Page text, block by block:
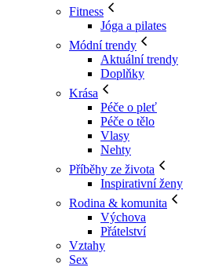
Fitness
Jóga a pilates
Módní trendy
Aktuální trendy
Doplňky
Krása
Péče o pleť
Péče o tělo
Vlasy
Nehty
Příběhy ze života
Inspirativní ženy
Rodina & komunita
Výchova
Přátelství
Vztahy
Sex